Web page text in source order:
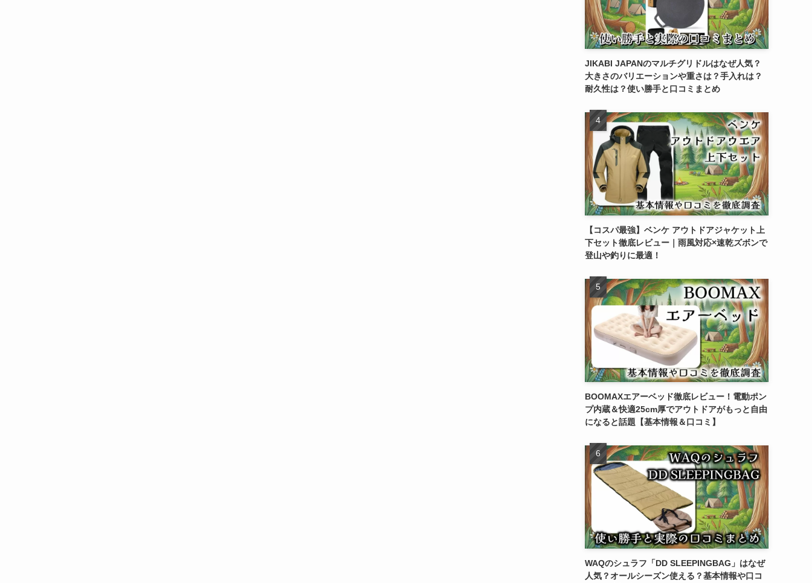
JIKABI JAPANのマルチグリドルはなぜ人気？
大きさのバリエーションや重さは？手入れは？
耐久性は？使い勝手と口コミまとめ
【コスパ最強】ベンケ アウトドアジャケット上
下セット徹底レビュー｜雨風対応×速乾ズボンで
登山や釣りに最適！
BOOMAXエアーベッド徹底レビュー！電動ポン
プ内蔵＆快適25cm厚でアウトドアがもっと自由
になると話題【基本情報＆口コミ】
WAQのシュラフ「DD SLEEPINGBAG」はなぜ
人気？オールシーズン使える？基本情報や口コ